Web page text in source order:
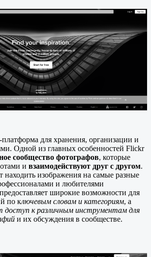
для хранения, организации и
Одной из главных особенностей Flickr
сообщество фотографов, которые
и взаимодействуют друг с другом.
находить изображения на самые разные
и любителями
широкие возможности для
по ключевым словам и категориям, а
доступ к различным инструментам для
и их обсуждения в сообществе.